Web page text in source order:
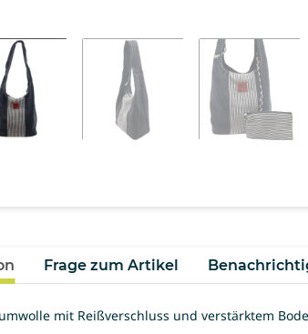
Frage zum Artikel
mit Reißverschluss und verstärktem